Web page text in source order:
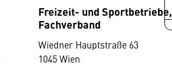
Freizeit- und Sportbetriebe,
Fachverband
Wiedner Hauptstraße 63
1045 Wien